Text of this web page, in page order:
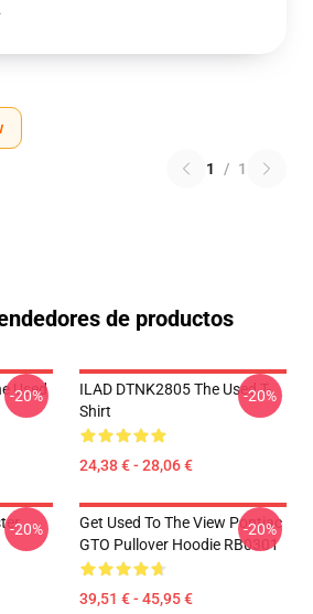
1 / 1
de productos
Used
-20%
ILAD DTNK2805 The Used T-
Shirt
24,38 € - 28,06 €
-20%
-20%
Get Used To The View Pontiac
GTO Pullover Hoodie RB0301
39,51 € - 45,95 €
-20%